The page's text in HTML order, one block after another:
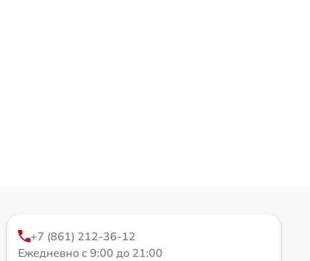
+7 (861) 212-36-12
Ежедневно с 9:00 до 21:00